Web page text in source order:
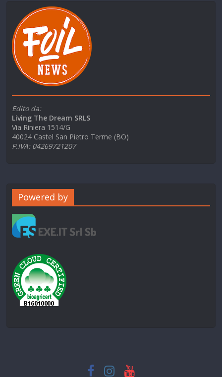
Edito da:
Living The Dream SRLS
Via Riniera 1514/G
40024 Castel San Pietro Terme (BO)
P.IVA: 04269721207
Powered by